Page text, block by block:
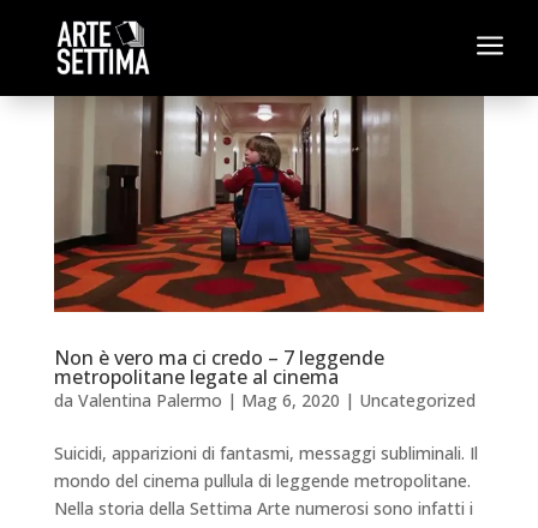
a
Non è vero ma ci credo – 7 leggende
metropolitane legate al cinema
da Valentina Palermo | Mag 6, 2020 | Uncategorized
Suicidi, apparizioni di fantasmi, messaggi subliminali. Il
mondo del cinema pullula di leggende metropolitane.
Nella storia della Settima Arte numerosi sono infatti i